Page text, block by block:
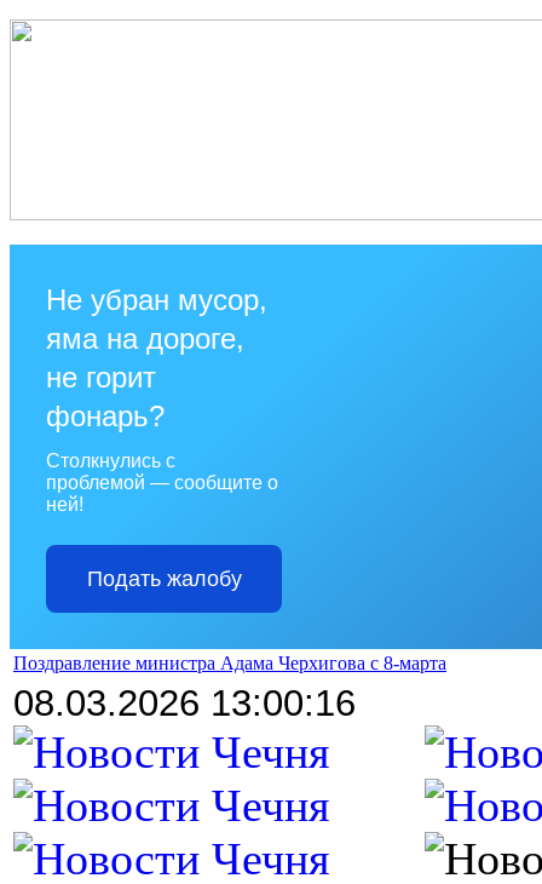
Не убран мусор,
яма на дороге,
не горит
фонарь?
Столкнулись с
проблемой — сообщите о
ней!
Подать жалобу
Поздравление министра Адама Черхигова с 8-марта
08.03.2026 13:00:16